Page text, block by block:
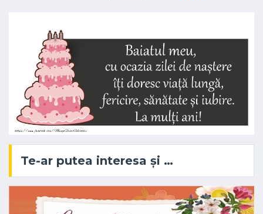
Te-ar putea interesa și …